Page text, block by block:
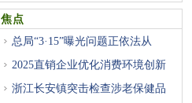
焦点
总局“3·15”曝光问题正依法从
2025直销企业优化消费环境创新
浙江长安镇突击检查涉老保健品